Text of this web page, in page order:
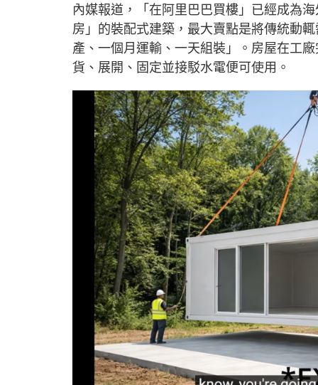
內媒報道，「在阿里巴巴買樓」已經成為
房」的裝配式建築，最大賣點是將傳統動
產、一個月運輸、一天組裝」。房屋在工
貨、展開、固定並接駁水電便可使用。